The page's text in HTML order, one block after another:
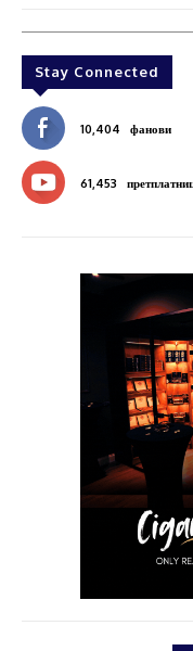
Stay Connected
10,404 фанови
61,453